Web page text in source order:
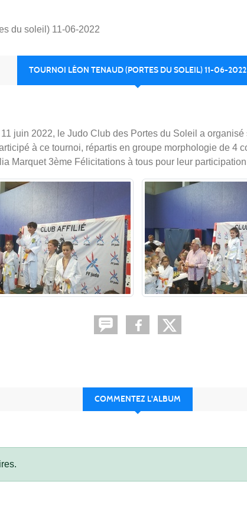
du soleil) 11-06-2022
TOURNOI LÉON TENAUD (PORTES DU SOLEIL) 11-06-2022
juin 2022, le Judo Club des Portes du Soleil a
à ce tournoi, répartis en groupe morphologie de 4
Marquet 3ème Félicitations à tous pour leur
COMMENTEZ L'ALBUM